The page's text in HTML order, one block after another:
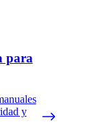
para
y